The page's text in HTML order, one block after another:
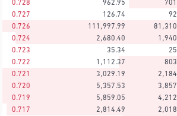
0.728
962.95
0.727
126.74
0.726
111,997.99
0.724
2,680.40
0.723
35.34
0.722
1,112.37
0.721
3,029.19
0.720
5,357.53
0.719
5,859.05
0.717
2,814.49